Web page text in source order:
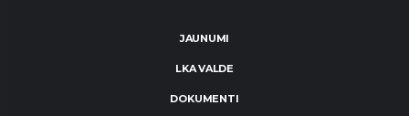
JAUNUMI
LKA VALDE
DOKUMENTI